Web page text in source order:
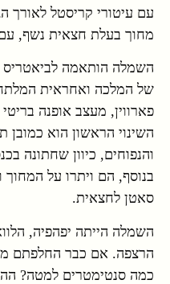
עם עיטורי קריסטל לאורך
מחוך בעלת חצאית נשף,
השמלה הותאמה לביאטריס
של המלכה ואחראית
פארווין, מעצב אופנה
השינוי הראשון הוא כמובן
והנפוחים, כיוון שחתונה
בנוסף, הם ויתרו על המחוך
סאטן לחצאית.
השמלה הייתה יפהפיה,
הרצפה. אם כבר החלפתם
כמה סנטימטרים למטה?